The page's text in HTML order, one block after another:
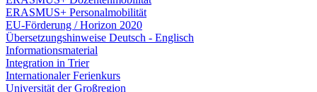
ERASMUS+ Personalmobilität
EU-Förderung / Horizon 2020
Übersetzungshinweise Deutsch - Englisch
Informationsmaterial
Integration in Trier
Internationaler Ferienkurs
Universität der Großregion